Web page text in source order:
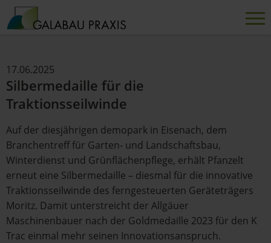
17.06.2025
Silbermedaille für die
Traktionsseilwinde
Auf der diesjährigen demopark in Eisenach, dem
Branchentreff für Garten- und Landschaftsbau,
Winterdienst und Grünflächenpflege, erhält Pfanzelt
erneut eine Silbermedaille – diesmal für die innovative
Traktionsseilwinde des ferngesteuerten Geräteträgers
Moritz. Damit unterstreicht der Allgäuer
Maschinenbauer nach der Goldmedaille 2023 für den K
Trac einmal mehr seinen Innovationsanspruch.